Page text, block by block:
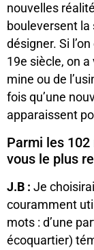
nouvelles
bouleversent la
désigner. Si
19e siècle, on
mine ou de
fois qu’une
apparaissent
Parmi les
vous le plus
J.B : Je
couramment
mots : d’une
écoquartier)